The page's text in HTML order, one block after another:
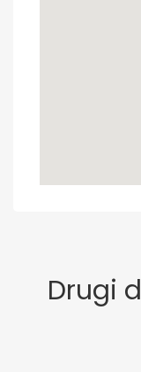
Drugi